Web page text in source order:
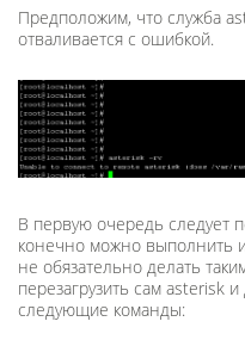
Предположим, что служба
отваливается с ошибкой.
В первую очередь следует
конечно можно выполнить
не обязательно делать
перезагрузить сам asterisk
следующие команды: